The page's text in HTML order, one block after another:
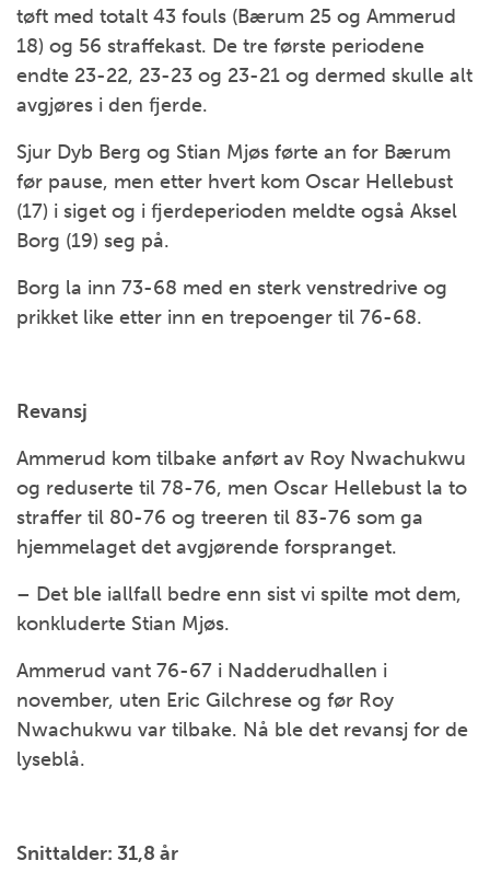
tøft med totalt 43 fouls (Bærum 25 og Ammerud
18) og 56 straffekast. De tre første periodene
endte 23-22, 23-23 og 23-21 og dermed skulle alt
avgjøres i den fjerde.
Sjur Dyb Berg og Stian Mjøs førte an for Bærum
før pause, men etter hvert kom Oscar Hellebust
(17) i siget og i fjerdeperioden meldte også Aksel
Borg (19) seg på.
Borg la inn 73-68 med en sterk venstredrive og
prikket like etter inn en trepoenger til 76-68.
Revansj
Ammerud kom tilbake anført av Roy Nwachukwu
og reduserte til 78-76, men Oscar Hellebust la to
straffer til 80-76 og treeren til 83-76 som ga
hjemmelaget det avgjørende forspranget.
– Det ble iallfall bedre enn sist vi spilte mot dem,
konkluderte Stian Mjøs.
Ammerud vant 76-67 i Nadderudhallen i
november, uten Eric Gilchrese og før Roy
Nwachukwu var tilbake. Nå ble det revansj for de
lyseblå.
Snittalder: 31,8 år